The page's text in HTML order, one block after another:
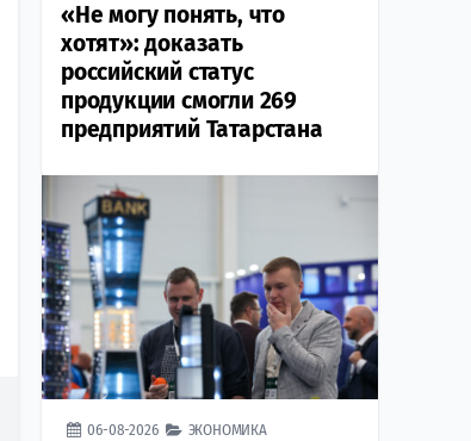
«Не могу понять, что
хотят»: доказать
российский статус
продукции смогли 269
предприятий Татарстана
06-08-2026 ЭКОНОМИКА